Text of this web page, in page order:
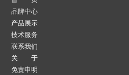
品牌中心
产品展示
技术服务
联系我们
关 于
免责申明